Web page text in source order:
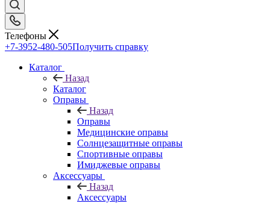
Телефоны
+7-3952-480-505Получить справку
Каталог
Назад
Каталог
Оправы
Назад
Оправы
Медицинские оправы
Солнцезащитные оправы
Спортивные оправы
Имиджевые оправы
Аксессуары
Назад
Аксессуары